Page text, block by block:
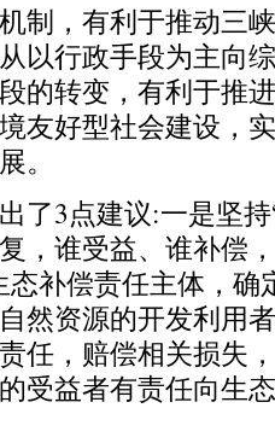
，有利于推动三
以行政手段为主向
的转变，有利于推
友好型社会建设，
。
3点建议:一是坚持
，谁受益、谁补偿
态补偿责任主体，确
然资源的开发利用
任，赔偿相关损失
受益者有责任向生